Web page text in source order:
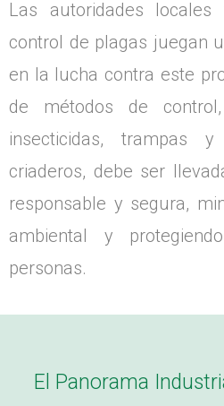
Las autoridades
control de plagas juegan
en la lucha contra este
de métodos de
insecticidas, trampas
criaderos, debe ser
responsable y segura,
ambiental y
personas.
El Panorama